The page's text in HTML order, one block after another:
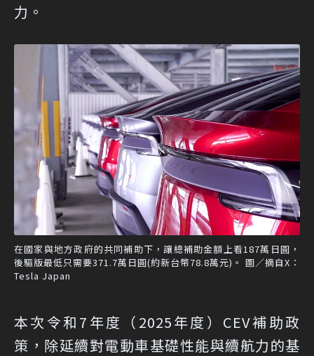
力。
在國家與地方政府的共同補助下，讓總補助金額上看187萬日圓，
後驅版最低只需要371.7萬日圓(約新台幣78.8萬元)。 圖／摘自X：
Tesla Japan
本次令和7年度（2025年度）CEV補助政
策，除延續對電動車基礎性能與續航力的基